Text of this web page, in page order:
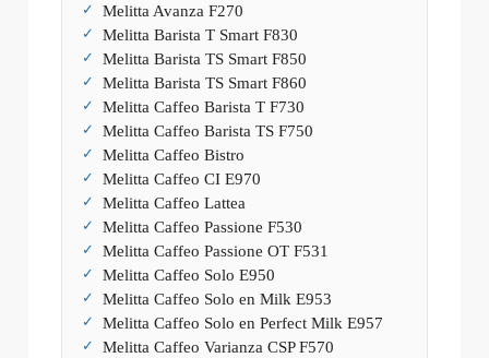
Melitta Avanza F270
Melitta Barista T Smart F830
Melitta Barista TS Smart F850
Melitta Barista TS Smart F860
Melitta Caffeo Barista T F730
Melitta Caffeo Barista TS F750
Melitta Caffeo Bistro
Melitta Caffeo CI E970
Melitta Caffeo Lattea
Melitta Caffeo Passione F530
Melitta Caffeo Passione OT F531
Melitta Caffeo Solo E950
Melitta Caffeo Solo en Milk E953
Melitta Caffeo Solo en Perfect Milk E957
Melitta Caffeo Varianza CSP F570